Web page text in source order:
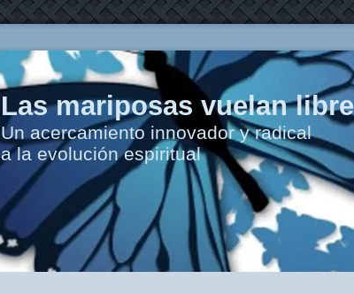
Las mariposas vuelan
Un acercamiento innovador y radical
a la evolución espiritual